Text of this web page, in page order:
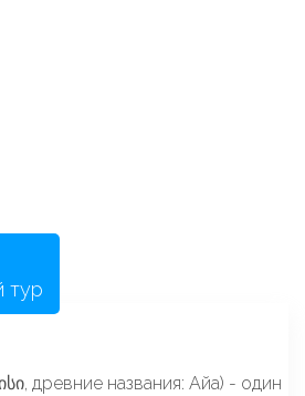
тур
древние названия: Айа) - один